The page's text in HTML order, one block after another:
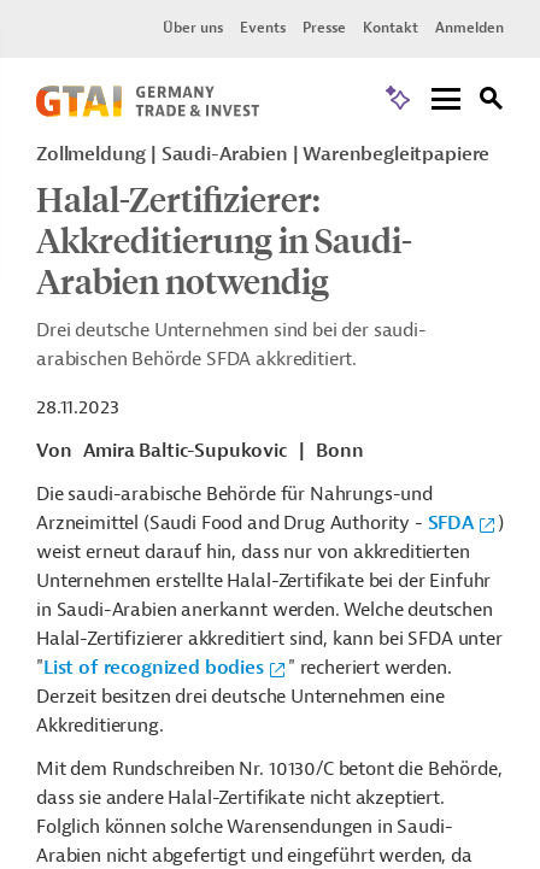
Über uns Events Presse Kontakt Anmelden
Zollmeldung Saudi-Arabien Warenbegleitpapiere
Halal-Zertifizierer:
Akkreditierung in Saudi-
Arabien notwendig
Drei deutsche Unternehmen sind bei der saudi-
arabischen Behörde SFDA akkreditiert.
28.11.2023
Von Amira Baltic-Supukovic
Bonn
Die saudi-arabische Behörde für Nahrungs-und
Arzneimittel (Saudi Food and Drug Authority - SFDA
)
weist erneut darauf hin, dass nur von akkreditierten
Unternehmen erstellte Halal-Zertifikate bei der Einfuhr
in Saudi-Arabien anerkannt werden. Welche deutschen
Halal-Zertifizierer akkreditiert sind, kann bei SFDA unter
"List of recognized bodies
" recheriert werden.
Derzeit besitzen drei deutsche Unternehmen eine
Akkreditierung.
Mit dem Rundschreiben Nr. 10130/C betont die Behörde,
dass sie andere Halal-Zertifikate nicht akzeptiert.
Folglich können solche Warensendungen in Saudi-
Arabien nicht abgefertigt und eingeführt werden, da